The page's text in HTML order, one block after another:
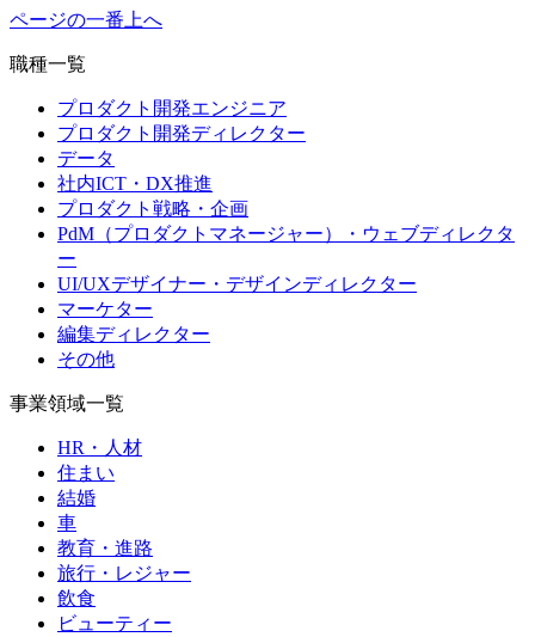
ページの一番上へ
職種一覧
プロダクト開発エンジニア
プロダクト開発ディレクター
データ
社内ICT・DX推進
プロダクト戦略・企画
PdM（プロダクトマネージャー）・ウェブディレクタ
ー
UI/UXデザイナー・デザインディレクター
マーケター
編集ディレクター
その他
事業領域一覧
HR・人材
住まい
結婚
車
教育・進路
旅行・レジャー
飲食
ビューティー